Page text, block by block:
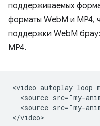
поддерживаемых
форматы WebM и MP4,
поддержки WebM
MP4.
<video autoplay loop
<source src="my-
<source src="my-